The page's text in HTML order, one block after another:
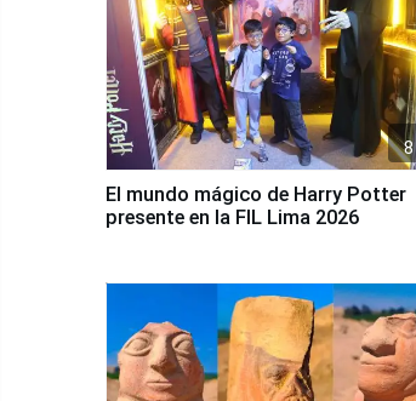
8
El mundo mágico de Harry Potter
presente en la FIL Lima 2026